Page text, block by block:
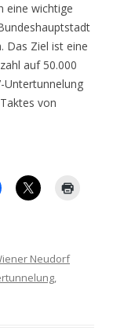
eine wichtige
Das Ziel ist eine
auf 50.000
Untertunnelung
von
Neudorf
,